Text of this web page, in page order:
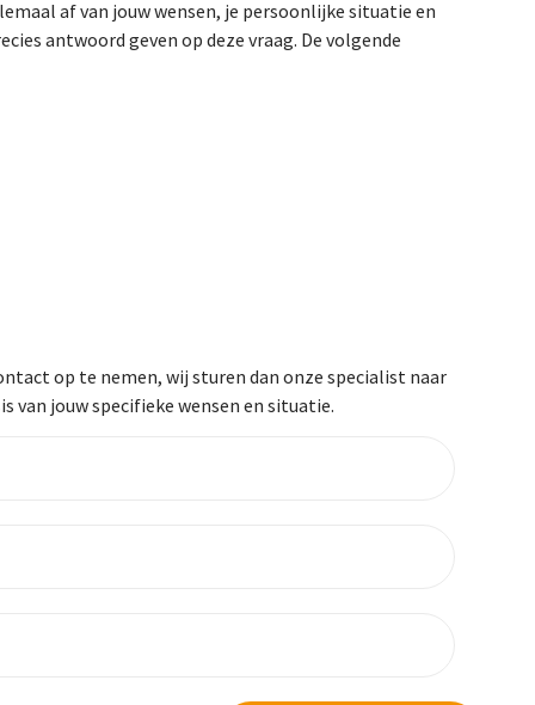
af van jouw wensen, je persoonlijke situatie en
antwoord geven op deze vraag. De volgende
op te nemen, wij sturen dan onze specialist naar
van jouw specifieke wensen en situatie.